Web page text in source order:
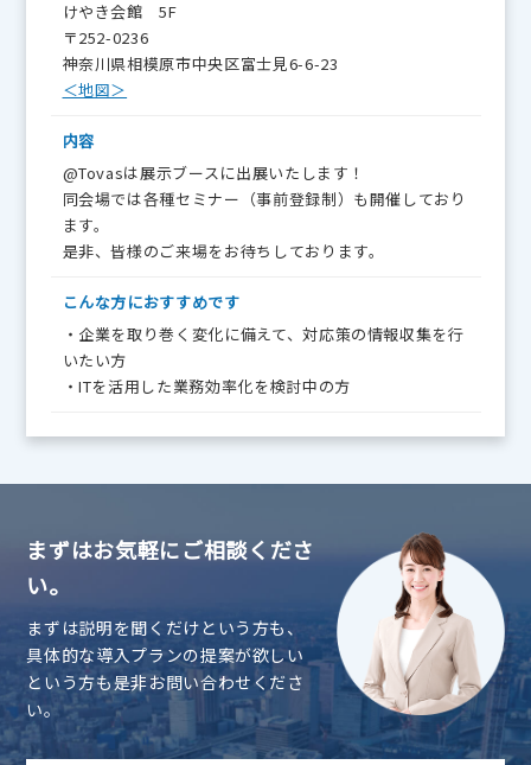
けやき会館 5F
〒252-0236
神奈川県相模原市中央区富士見6-6-23
＜地図＞
内容
@Tovasは展示ブースに出展いたします！
同会場では各種セミナー（事前登録制）も開催しており
ます。
是非、皆様のご来場をお待ちしております。
こんな方におすすめです
・企業を取り巻く変化に備えて、対応策の情報収集を行
いたい方
・ITを活用した業務効率化を検討中の方
まずはお気軽にご相談くださ
い。
まずは説明を聞くだけという方も、
具体的な導入プランの提案が欲しい
という方も是非お問い合わせくださ
い。